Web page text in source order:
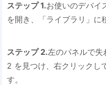
ステップ 1.お使いのデバイ
を開き、「ライブラリ」に
ステップ 2.左のパネルで
2 を見つけ、右クリックし
す。